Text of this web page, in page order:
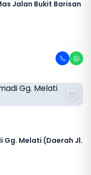
Jalan Bukit Barisan
Gg. Melati (Daerah Jl.